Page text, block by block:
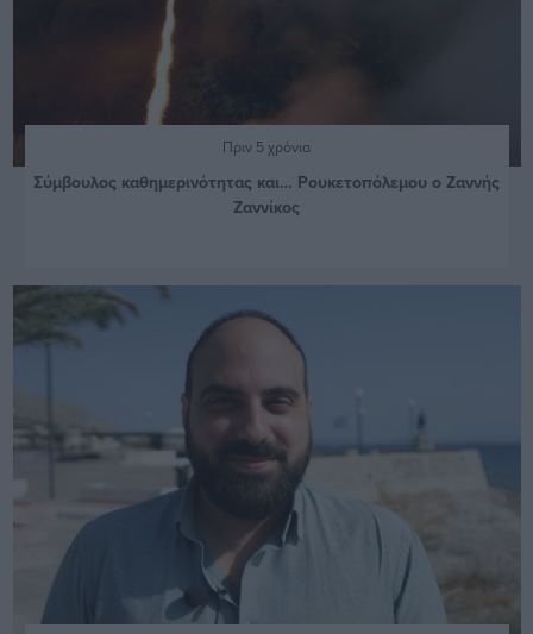
Πριν 5 χρόνια
Σύμβουλος καθημερινότητας και… Ρουκετοπόλεμου ο Ζαννής
Ζαννίκος